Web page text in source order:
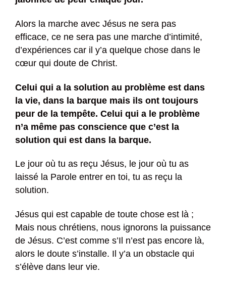
Alors la marche avec Jésus ne sera pas
efficace, ce ne sera pas une marche d’intimité,
d’expériences car il y’a quelque chose dans le
cœur qui doute de Christ.
Celui qui a la solution au problème est dans
la vie, dans la barque mais ils ont toujours
peur de la tempête. Celui qui a le problème
n’a même pas conscience que c’est la
solution qui est dans la barque.
Le jour où tu as reçu Jésus, le jour où tu as
laissé la Parole entrer en toi, tu as reçu la
solution.
Jésus qui est capable de toute chose est là ;
Mais nous chrétiens, nous ignorons la puissance
de Jésus. C’est comme s’Il n’est pas encore là,
alors le doute s’installe. Il y’a un obstacle qui
s’élève dans leur vie.